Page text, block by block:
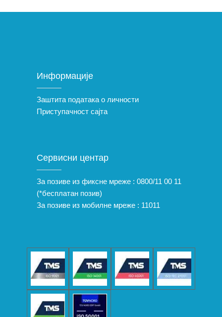
Информације
Заштита података о личности
Приступачност сајта
Сервисни центар
За позиве из фиксне мреже : 0800/11 00 11
(*бесплатан позив)
За позиве из мобилне мреже : 11011